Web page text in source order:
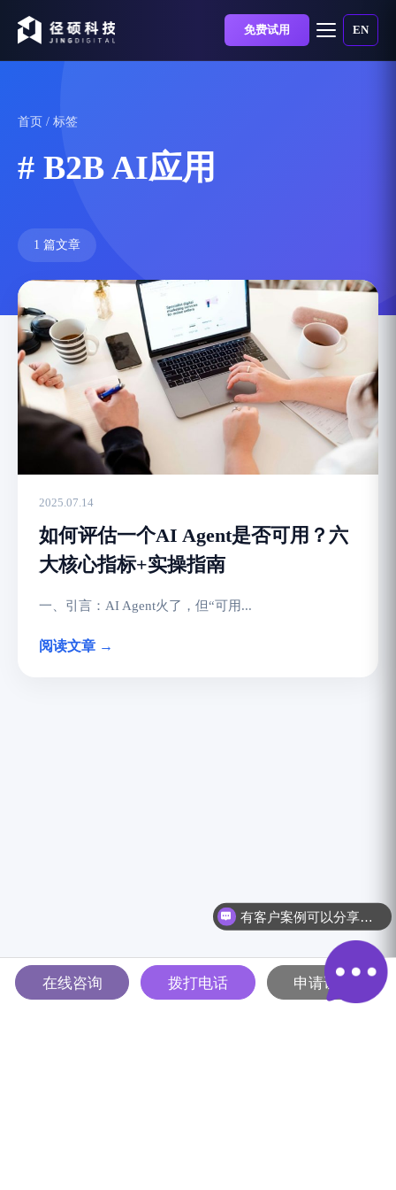
免费试用 EN
首页 / 标签
# B2B AI应用
1 篇文章
2025.07.14
如何评估一个AI Agent是否可用？六
大核心指标+实操指南
一、引言：AI Agent火了，但“可用...
阅读文章 →
有客户案例可以分享吗？
在线咨询 拨打电话 申请试用